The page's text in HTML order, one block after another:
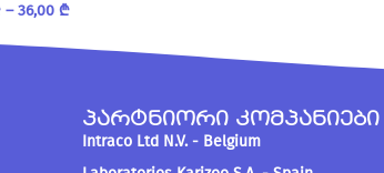
– 36,00₾
პარტნიორი კომპანიები
Intraco Ltd N.V. - Belgium